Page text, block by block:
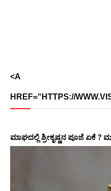
<A
HREF="HTTPS://
ಮಾಘದಲ್ಲಿ ಶ್ರೀಕೃಷ್ಣನ ಪೂಜೆ ಏಕೆ ?